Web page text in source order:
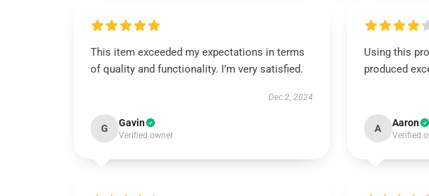
This item exceeded my expectations in terms
of quality and functionality. I’m very satisfied.
Dec 2, 2024
G Gavin
Verified owner
Using this
produced
A Aaron
Verified